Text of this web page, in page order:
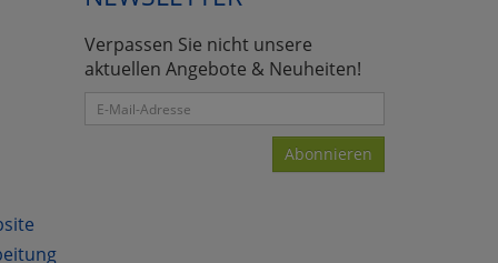
Verpassen Sie nicht unsere
aktuellen Angebote & Neuheiten!
Abonnieren